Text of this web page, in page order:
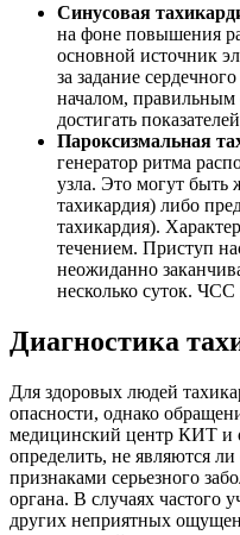
Синусовая
на фоне повышения
основной источник
за задание
началом,
достигать
Пароксизмальная
генератор ритма
узла. Это могут быть
тахикардия) либо
тахикардия).
течением. Приступ
неожиданно
несколько суток.
Диагностика
Для здоровых людей
опасности, однако
медицинский центр КИТ и
определить, не являются
признаками серьезного
органа. В случаях частого
других неприятных